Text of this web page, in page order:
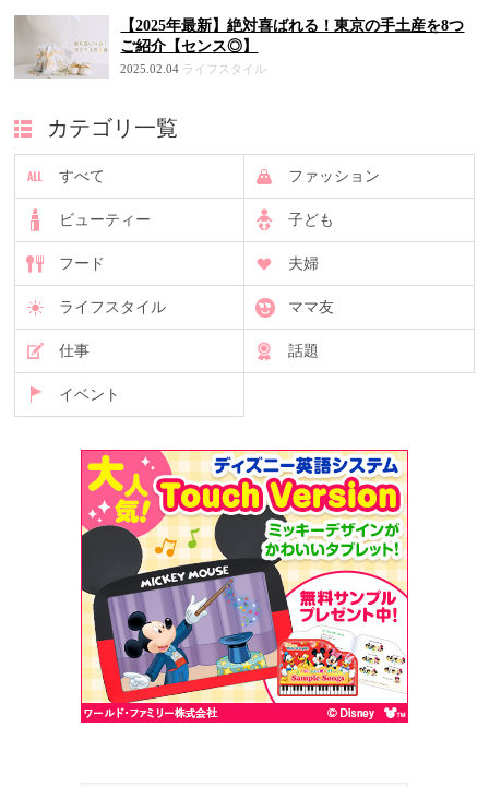
【2025年最新】絶対喜ばれる！東京の手土産を8つ
ご紹介【センス◎】
2025.02.04 ライフスタイル
カテゴリ一覧
すべて ファッション
ビューティー 子ども
フード 夫婦
ライフスタイル ママ友
仕事 話題
イベント